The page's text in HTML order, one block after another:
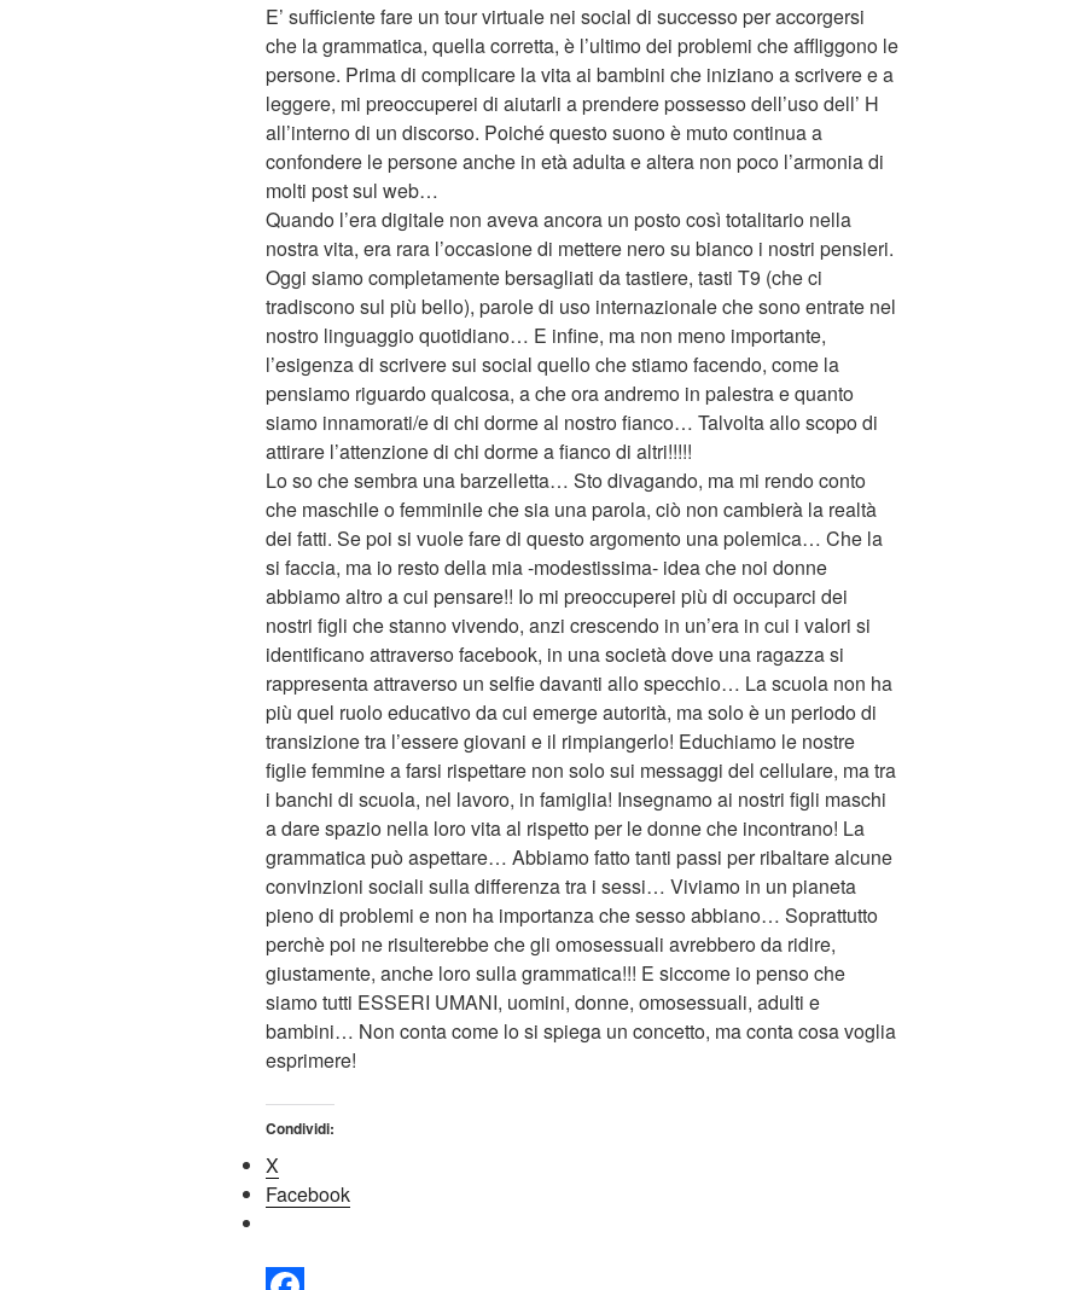
E’ sufficiente fare un tour virtuale nei social di successo per accorgersi
che la grammatica, quella corretta, è l’ultimo dei problemi che affliggono le
persone. Prima di complicare la vita ai bambini che iniziano a scrivere e a
leggere, mi preoccuperei di aiutarli a prendere possesso dell’uso dell’ H
all’interno di un discorso. Poiché questo suono è muto continua a
confondere le persone anche in età adulta e altera non poco l’armonia di
molti post sul web…
Quando l’era digitale non aveva ancora un posto così totalitario nella
nostra vita, era rara l’occasione di mettere nero su bianco i nostri pensieri.
Oggi siamo completamente bersagliati da tastiere, tasti T9 (che ci
tradiscono sul più bello), parole di uso internazionale che sono entrate nel
nostro linguaggio quotidiano… E infine, ma non meno importante,
l’esigenza di scrivere sui social quello che stiamo facendo, come la
pensiamo riguardo qualcosa, a che ora andremo in palestra e quanto
siamo innamorati/e di chi dorme al nostro fianco… Talvolta allo scopo di
attirare l’attenzione di chi dorme a fianco di altri!!!!!
Lo so che sembra una barzelletta… Sto divagando, ma mi rendo conto
che maschile o femminile che sia una parola, ciò non cambierà la realtà
dei fatti. Se poi si vuole fare di questo argomento una polemica… Che la
si faccia, ma io resto della mia -modestissima- idea che noi donne
abbiamo altro a cui pensare!! Io mi preoccuperei più di occuparci dei
nostri figli che stanno vivendo, anzi crescendo in un’era in cui i valori si
identificano attraverso facebook, in una società dove una ragazza si
rappresenta attraverso un selfie davanti allo specchio… La scuola non ha
più quel ruolo educativo da cui emerge autorità, ma solo è un periodo di
transizione tra l’essere giovani e il rimpiangerlo! Educhiamo le nostre
figlie femmine a farsi rispettare non solo sui messaggi del cellulare, ma tra
i banchi di scuola, nel lavoro, in famiglia! Insegnamo ai nostri figli maschi
a dare spazio nella loro vita al rispetto per le donne che incontrano! La
grammatica può aspettare… Abbiamo fatto tanti passi per ribaltare alcune
convinzioni sociali sulla differenza tra i sessi… Viviamo in un pianeta
pieno di problemi e non ha importanza che sesso abbiano… Soprattutto
perchè poi ne risulterebbe che gli omosessuali avrebbero da ridire,
giustamente, anche loro sulla grammatica!!! E siccome io penso che
siamo tutti ESSERI UMANI, uomini, donne, omosessuali, adulti e
bambini… Non conta come lo si spiega un concetto, ma conta cosa voglia
esprimere!
Condividi:
X
Facebook